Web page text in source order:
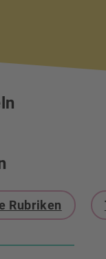
Rubriken